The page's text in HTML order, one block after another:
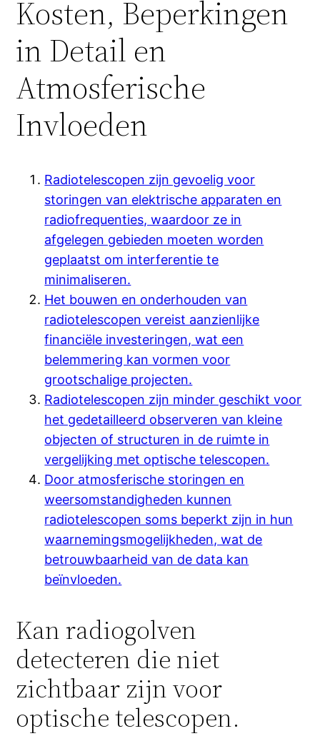
Kosten, Beperkingen
in Detail en
Atmosferische
Invloeden
Radiotelescopen zijn gevoelig voor
storingen van elektrische apparaten en
radiofrequenties, waardoor ze in
afgelegen gebieden moeten worden
geplaatst om interferentie te
minimaliseren.
Het bouwen en onderhouden van
radiotelescopen vereist aanzienlijke
financiële investeringen, wat een
belemmering kan vormen voor
grootschalige projecten.
Radiotelescopen zijn minder geschikt voor
het gedetailleerd observeren van kleine
objecten of structuren in de ruimte in
vergelijking met optische telescopen.
Door atmosferische storingen en
weersomstandigheden kunnen
radiotelescopen soms beperkt zijn in hun
waarnemingsmogelijkheden, wat de
betrouwbaarheid van de data kan
beïnvloeden.
Kan radiogolven
detecteren die niet
zichtbaar zijn voor
optische telescopen.